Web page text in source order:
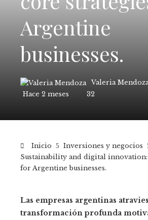
Argentine
businesses.
Valeria
Hace 2 meses
32
Inicio
Inversiones y negocios
Sustainability and digital
for Argentine businesses.
Las empresas argentinas
transformación profunda